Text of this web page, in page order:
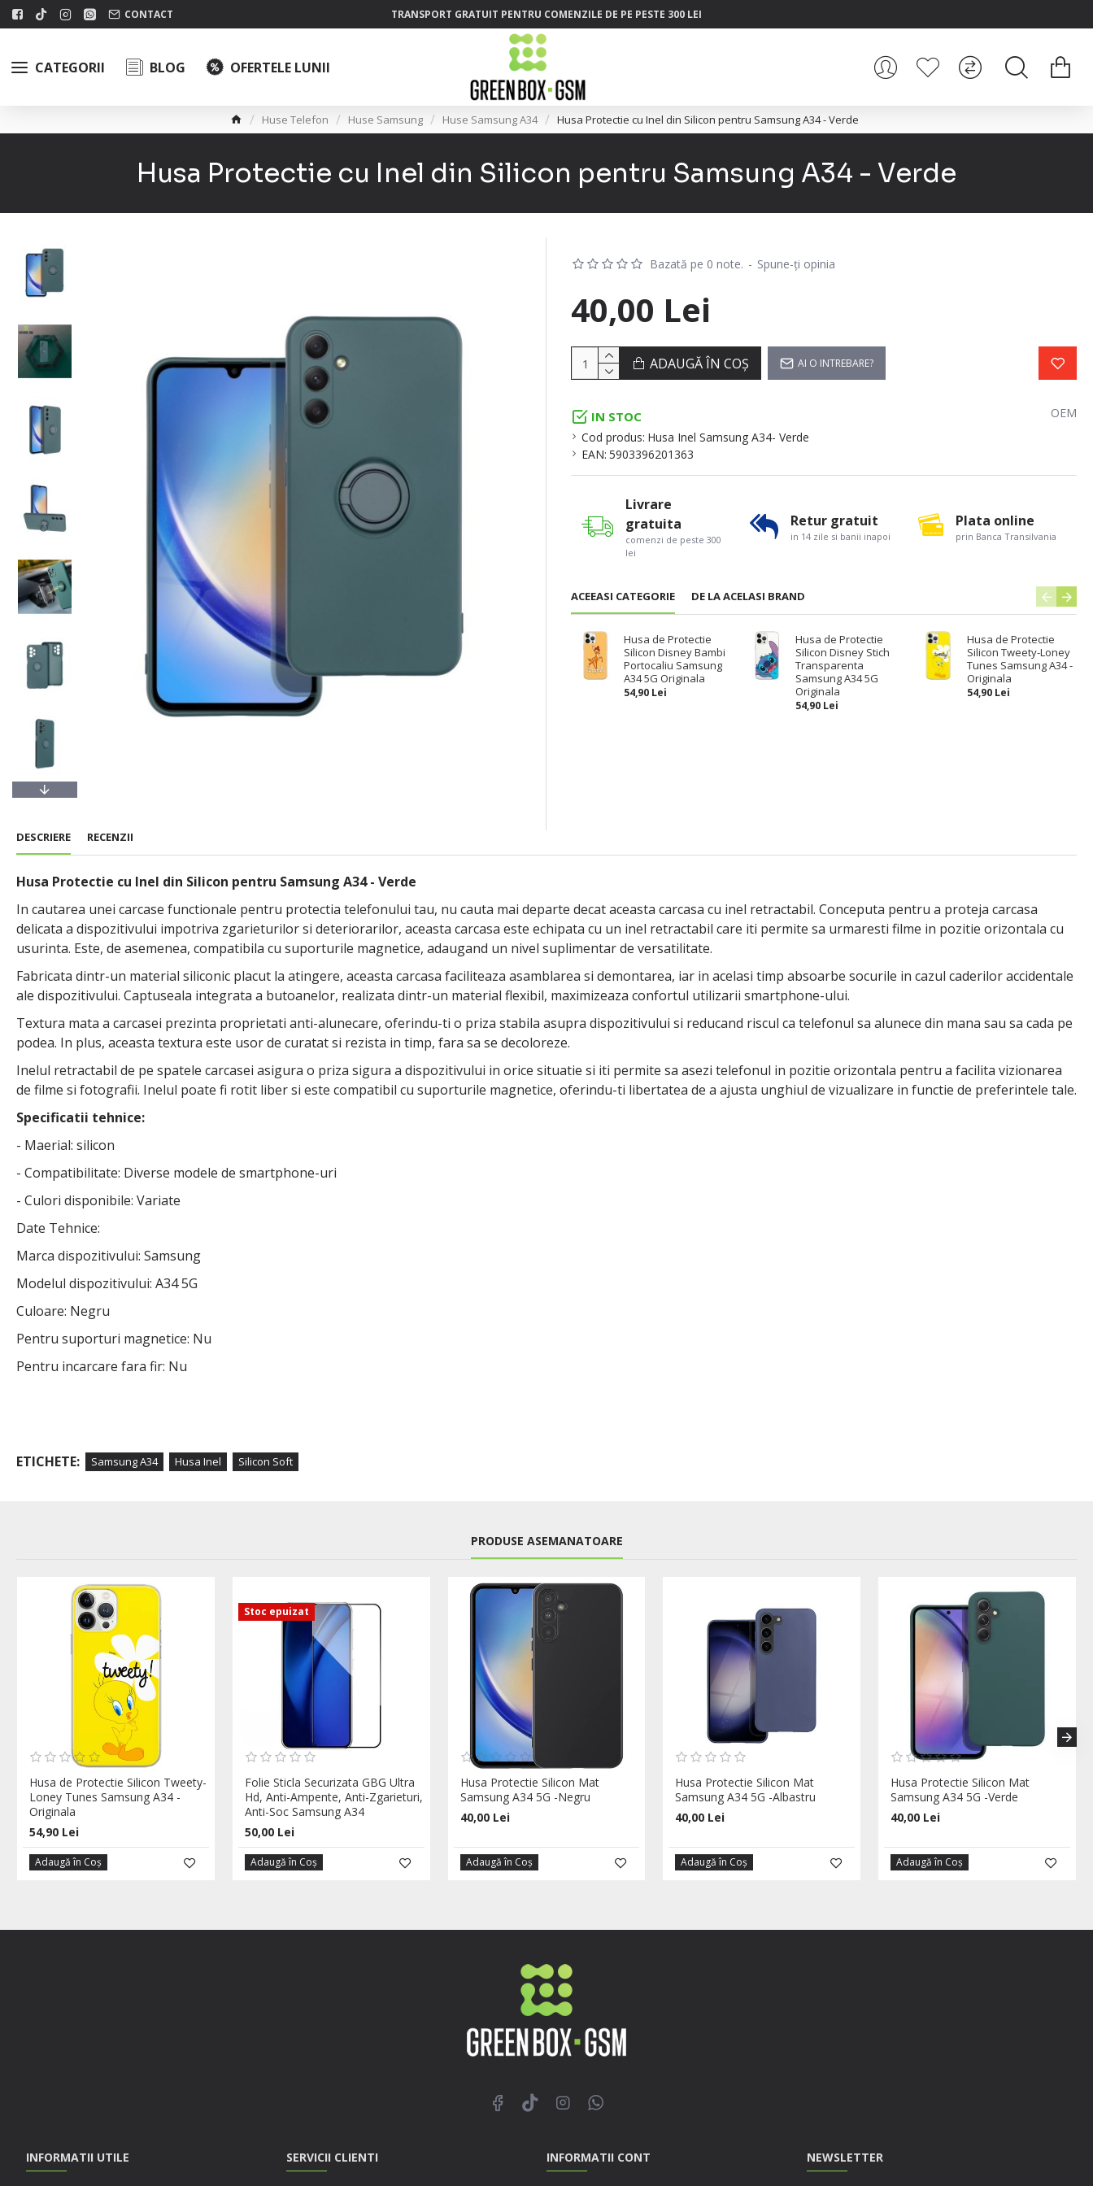
CONTACT TRANSPORT GRATUIT PENTRU COMENZILE DE PE PESTE 300 LEI
CATEGORII BLOG OFERTELE LUNII
Huse Telefon Huse Samsung Huse Samsung A34 Husa Protectie cu Inel din Silicon pentru Samsung A34 - Verde
Husa Protectie cu Inel din Silicon pentru Samsung A34 - Verde
IN STOC
Cod produs: Husa Inel Samsung A34- Verde
EAN: 5903396201363
OEM
Bazată pe 0 note. - Spune-ţi opinia
40,00 Lei
ADAUGĂ ÎN COŞ AI O INTREBARE?
ACEEASI CATEGORIE DE LA ACELASI BRAND
Husa de Protectie
Silicon Disney Bambi
Portocaliu Samsung
A34 5G Originala
54,90 Lei
Husa de Protectie
Silicon Disney Stich
Transparenta
Samsung A34 5G
Originala
54,90 Lei
Husa de Protectie
Silicon Tweety-Loney
Tunes Samsung A34 -
Originala
54,90 Lei
Livrare
gratuita
comenzi de peste 300
lei
Retur gratuit
in 14 zile si banii inapoi
Plata online
prin Banca Transilvania
DESCRIERE RECENZII
Husa Protectie cu Inel din Silicon pentru Samsung A34 - Verde
In cautarea unei carcase functionale pentru protectia telefonului tau, nu cauta mai departe decat aceasta carcasa cu inel retractabil. Conceputa pentru a proteja carcasa
delicata a dispozitivului impotriva zgarieturilor si deteriorarilor, aceasta carcasa este echipata cu un inel retractabil care iti permite sa urmaresti filme in pozitie orizontala cu
usurinta. Este, de asemenea, compatibila cu suporturile magnetice, adaugand un nivel suplimentar de versatilitate.
Fabricata dintr-un material siliconic placut la atingere, aceasta carcasa faciliteaza asamblarea si demontarea, iar in acelasi timp absoarbe socurile in cazul caderilor accidentale
ale dispozitivului. Captuseala integrata a butoanelor, realizata dintr-un material flexibil, maximizeaza confortul utilizarii smartphone-ului.
Textura mata a carcasei prezinta proprietati anti-alunecare, oferindu-ti o priza stabila asupra dispozitivului si reducand riscul ca telefonul sa alunece din mana sau sa cada pe
podea. In plus, aceasta textura este usor de curatat si rezista in timp, fara sa se decoloreze.
Inelul retractabil de pe spatele carcasei asigura o priza sigura a dispozitivului in orice situatie si iti permite sa asezi telefonul in pozitie orizontala pentru a facilita vizionarea
de filme si fotografii. Inelul poate fi rotit liber si este compatibil cu suporturile magnetice, oferindu-ti libertatea de a ajusta unghiul de vizualizare in functie de preferintele tale.
Specificatii tehnice:
- Maerial: silicon
- Compatibilitate: Diverse modele de smartphone-uri
- Culori disponibile: Variate
Date Tehnice:
Marca dispozitivului: Samsung
Modelul dispozitivului: A34 5G
Culoare: Negru
Pentru suporturi magnetice: Nu
Pentru incarcare fara fir: Nu
ETICHETE: Samsung A34 Husa Inel Silicon Soft
PRODUSE ASEMANATOARE
Husa de Protectie Silicon Tweety-
Loney Tunes Samsung A34 -
Originala
54,90 Lei
Adaugă în Coş
Stoc epuizat
Folie Sticla Securizata GBG Ultra
Hd, Anti-Ampente, Anti-Zgarieturi,
Anti-Soc Samsung A34
50,00 Lei
Adaugă în Coş
Husa Protectie Silicon Mat
Samsung A34 5G -Negru
40,00 Lei
Adaugă în Coş
Husa Protectie Silicon Mat
Samsung A34 5G -Albastru
40,00 Lei
Adaugă în Coş
Husa Protectie Silicon Mat
Samsung A34 5G -Verde
40,00 Lei
Adaugă în Coş
INFORMATII UTILE SERVICII CLIENTI INFORMATII CONT NEWSLETTER